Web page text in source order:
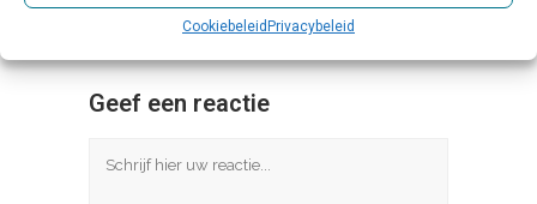
CookiebeleidPrivacybeleid
Geef een reactie